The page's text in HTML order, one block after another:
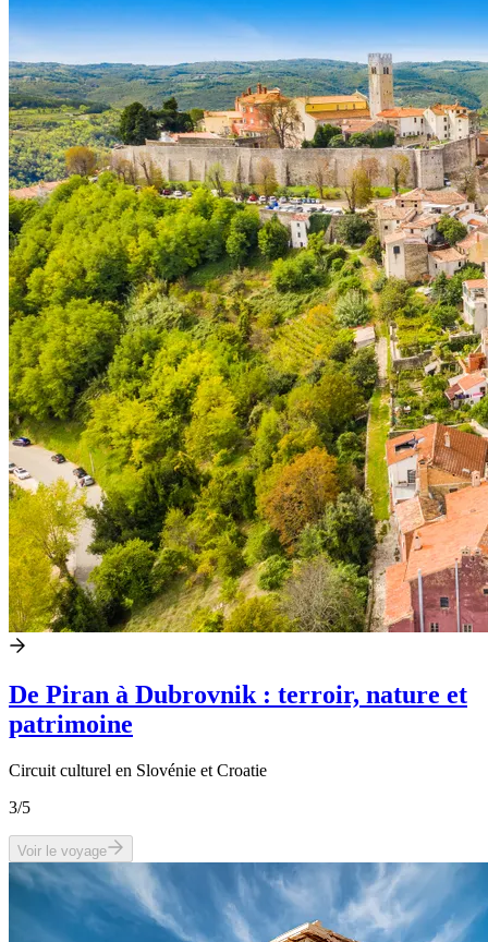
De Piran à Dubrovnik : terroir, nature et
patrimoine
Circuit culturel en Slovénie et Croatie
3/5
Voir le voyage